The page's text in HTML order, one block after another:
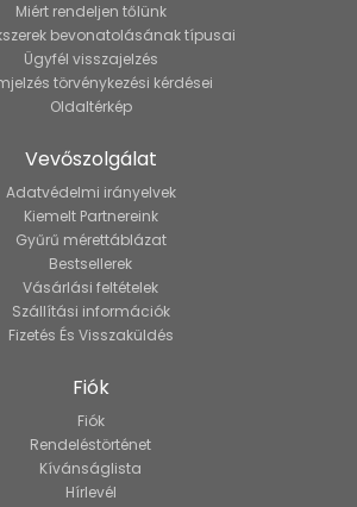
Miért rendeljen tőlünk
bevonatolásának típusai
Ügyfél visszajelzés
törvénykezési kérdései
Oldaltérkép
Vevőszolgálat
Adatvédelmi irányelvek
Kiemelt Partnereink
Gyűrű mérettáblázat
Bestsellerek
Vásárlási feltételek
Szállítási információk
Fizetés És Visszaküldés
Fiók
Fiók
Rendeléstörténet
Kívánságlista
Hírlevél